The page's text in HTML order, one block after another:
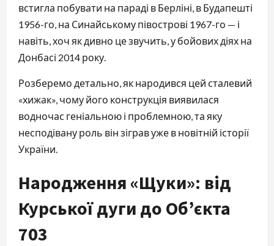
встигла побувати на параді в Берліні, в Будапешті
1956-го, на Синайському півострові 1967-го — і
навіть, хоч як дивно це звучить, у бойових діях на
Донбасі 2014 року.
Розберемо детально, як народився цей сталевий
«хижак», чому його конструкція виявилася
водночас геніальною і проблемною, та яку
несподівану роль він зіграв уже в новітній історії
України.
Народження «Щуки»: від
Курської дуги до Об’єкта
703